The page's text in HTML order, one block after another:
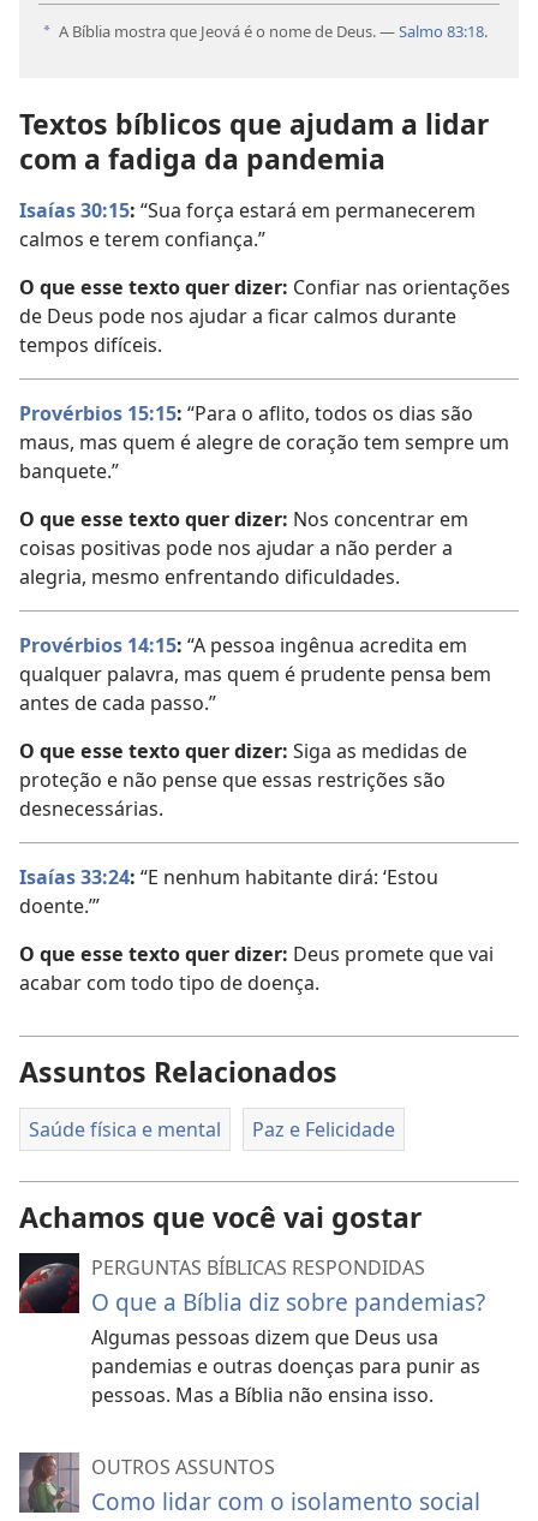
a A Bíblia mostra que Jeová é o nome de Deus. —Salmo 83:18.
Textos bíblicos que ajudam a lidar
com a fadiga da pandemia
Isaías 30:15: “Sua força estará em permanecerem
calmos e terem confiança.”
O que esse texto quer dizer: Confiar nas orientações
de Deus pode nos ajudar a ficar calmos durante
tempos difíceis.
Provérbios 15:15: “Para o aflito, todos os dias são
maus, mas quem é alegre de coração tem sempre um
banquete.”
O que esse texto quer dizer: Nos concentrar em
coisas positivas pode nos ajudar a não perder a
alegria, mesmo enfrentando dificuldades.
Provérbios 14:15: “A pessoa ingênua acredita em
qualquer palavra, mas quem é prudente pensa bem
antes de cada passo.”
O que esse texto quer dizer: Siga as medidas de
proteção e não pense que essas restrições são
desnecessárias.
Isaías 33:24: “E nenhum habitante dirá: ‘Estou
doente.’”
O que esse texto quer dizer: Deus promete que vai
acabar com todo tipo de doença.
Assuntos Relacionados
Saúde física e mental Paz e Felicidade
Achamos que você vai gostar
PERGUNTAS BÍBLICAS RESPONDIDAS
O que a Bíblia diz sobre pandemias?
Algumas pessoas dizem que Deus usa
pandemias e outras doenças para punir as
pessoas. Mas a Bíblia não ensina isso.
OUTROS ASSUNTOS
Como lidar com o isolamento social